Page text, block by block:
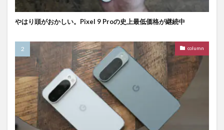
やはり頭がおかしい。Pixel 9 Proの史上最低価格が継続中
column